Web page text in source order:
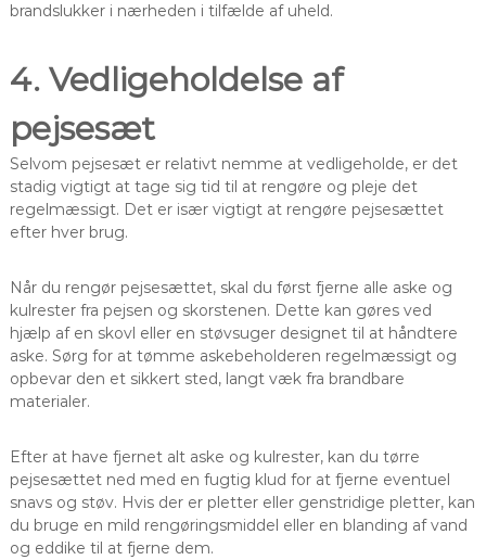
brandslukker i nærheden i tilfælde af uheld.
4. Vedligeholdelse af
pejsesæt
Selvom pejsesæt er relativt nemme at vedligeholde, er det
stadig vigtigt at tage sig tid til at rengøre og pleje det
regelmæssigt. Det er især vigtigt at rengøre pejsesættet
efter hver brug.
Når du rengør pejsesættet, skal du først fjerne alle aske og
kulrester fra pejsen og skorstenen. Dette kan gøres ved
hjælp af en skovl eller en støvsuger designet til at håndtere
aske. Sørg for at tømme askebeholderen regelmæssigt og
opbevar den et sikkert sted, langt væk fra brandbare
materialer.
Efter at have fjernet alt aske og kulrester, kan du tørre
pejsesættet ned med en fugtig klud for at fjerne eventuel
snavs og støv. Hvis der er pletter eller genstridige pletter, kan
du bruge en mild rengøringsmiddel eller en blanding af vand
og eddike til at fjerne dem.